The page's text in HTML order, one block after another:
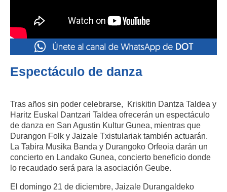
Espectáculo de danza
Tras años sin poder celebrarse, Kriskitin Dantza Taldea y
Haritz Euskal Dantzari Taldea ofrecerán un espectáculo
de danza en San Agustin Kultur Gunea, mientras que
Durangon Folk y Jaizale Txistulariak también actuarán.
La Tabira Musika Banda y Durangoko Orfeoia darán un
concierto en Landako Gunea, concierto beneficio donde
lo recaudado será para la asociación Geube.
El domingo 21 de diciembre, Jaizale Durangaldeko